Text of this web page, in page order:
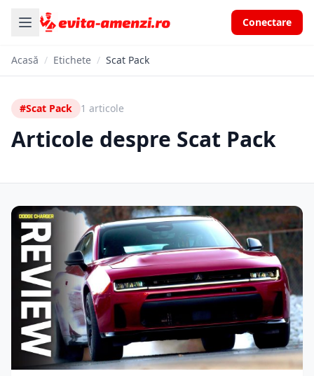
Conectare
Acasă / Etichete / Scat Pack
#Scat Pack 1 articole
Articole despre Scat Pack